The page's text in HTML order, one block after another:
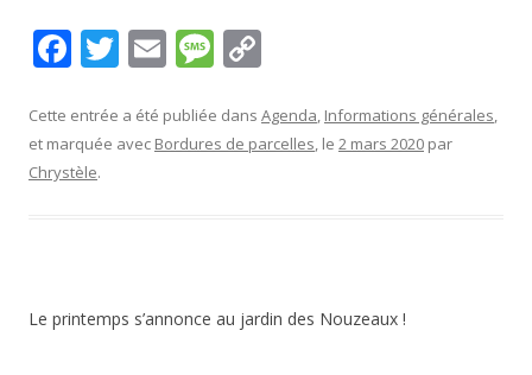
F
e
b
T
itt
er
E
ai
l
M
ss
a
p
y
Cette entrée a été publiée dans Agenda, Informations générales,
et marquée avec Bordures de parcelles, le 2 mars 2020 par
Chrystèle.
Le printemps s’annonce au jardin des Nouzeaux !